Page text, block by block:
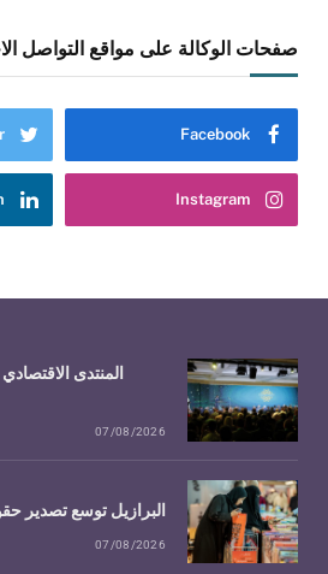
صفحات الوكالة على مواقع التواصل
Facebook
Instagram
المنتدى
07/08/2026
البرازيل توسع تصدير
07/08/2026